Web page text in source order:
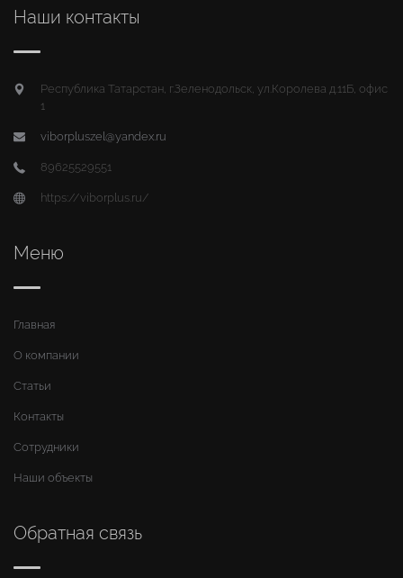
Наши контакты
Республика Татарстан, г.Зеленодольск, ул.Королева д.11Б, офис
1
viborpluszel@yandex.ru
89625529551
https://viborplus.ru/
Меню
Главная
О компании
Статьи
Контакты
Сотрудники
Наши объекты
Обратная связь